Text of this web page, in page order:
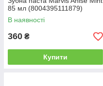
85 мл (8004395111879)
В наявності
360 ₴
Купити